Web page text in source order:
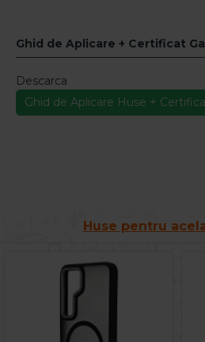
Ghid de Aplicare + Certificat
Ghid de Aplicare Huse +
Huse pentru